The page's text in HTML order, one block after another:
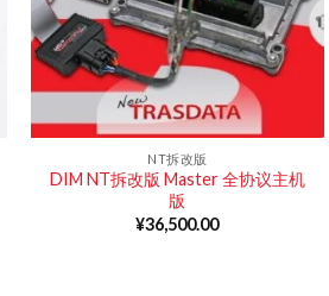
NT拆改版
DIM NT拆改版 Master 全协议主机
版
¥36,500.00